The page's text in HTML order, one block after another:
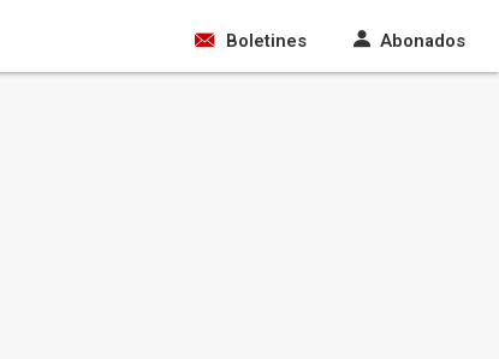
Boletines Abonados